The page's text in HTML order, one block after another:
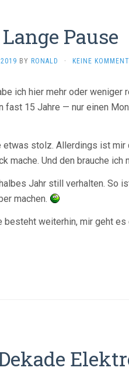
Lange Pause
BY RONALD · KEINE
ich hier mehr oder weniger
fast 15 Jahre — nur einen
etwas stolz. Allerdings ist
mache. Und den brauche ich
Jahr still verhalten. So
machen.
weiterhin, mir geht es